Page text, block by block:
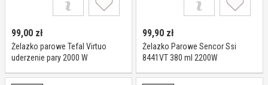
99,00 zł
Żelazko parowe Tefal Virtuo
uderzenie pary 2000 W
99,90 zł
Żelazko Parowe Sencor Ssi
8441VT 380 ml 2200W